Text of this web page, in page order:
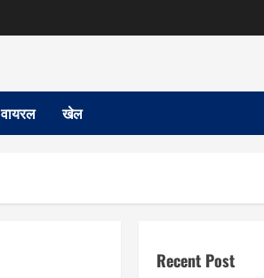
वायरल खेल
Recent Post